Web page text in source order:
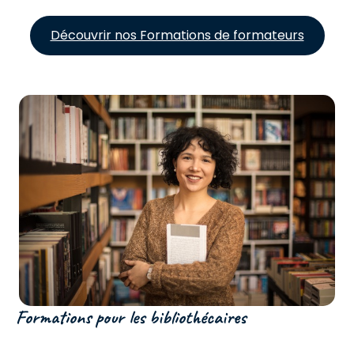
Découvrir nos Formations de formateurs
Formations pour les bibliothécaires